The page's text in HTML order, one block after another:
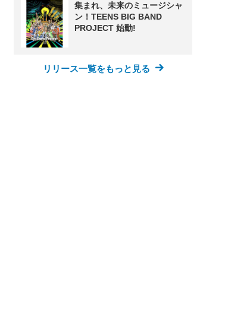
集まれ、未来のミュージシャ
ン！TEENS BIG BAND
PROJECT 始動!
リリース一覧をもっと見る